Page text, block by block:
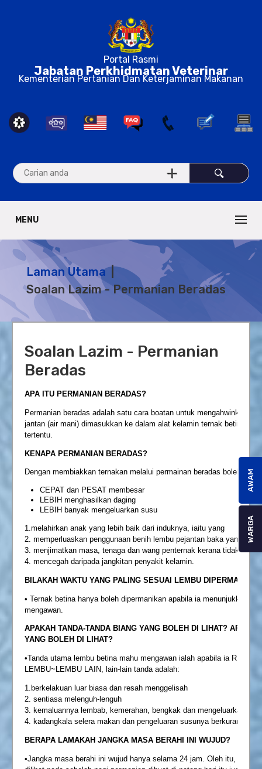
Portal Rasmi
Jabatan Perkhidmatan Veterinar
Kementerian Pertanian Dan Keterjaminan Makanan
MENU
Laman Utama
Soalan Lazim - Permanian Beradas
Soalan Lazim - Permanian
Beradas
APA ITU PERMANIAN BERADAS?
Permanian beradas adalah satu cara boatan untuk mengahwinkan
jantan (air mani) dimasukkan ke dalam alat kelamin ternak betina
tertentu.
KENAPA PERMANIAN BERADAS?
Dengan membiakkan ternakan melalui permainan beradas boleh:
CEPAT dan PESAT membesar
LEBIH menghasilkan daging
LEBIH banyak mengeluarkan susu
1.melahirkan anak yang lebih baik dari induknya, iaitu yang
2. memperluaskan penggunaan benih lembu pejantan baka yang
3. menjimatkan masa, tenaga dan wang penternak kerana tidak perlu
4. mencegah daripada jangkitan penyakit kelamin.
BILAKAH WAKTU YANG PALING SESUAI LEMBU
• Ternak betina hanya boleh dipermanikan apabila ia menunjukkan
mengawan.
APAKAH TANDA-TANDA BIANG YANG BOLEH DI LIHAT?
YANG BOLEH DI LIHAT?
•Tanda utama lembu betina mahu mengawan ialah apabila ia RELA
LEMBU~LEMBU LAIN, lain-lain tanda adalah:
1.berkelakuan luar biasa dan resah menggelisah
2. sentiasa melenguh-lenguh
3. kemaluannya lembab, kemerahan, bengkak dan mengeluarkan
4. kadangkala selera makan dan pengeluaran susunya berkurangan.
BERAPA LAMAKAH JANGKA MASA BERAHI INI WUJUD?
•Jangka masa berahi ini wujud hanya selama 24 jam. Oleh itu,
AWAM
WARGA